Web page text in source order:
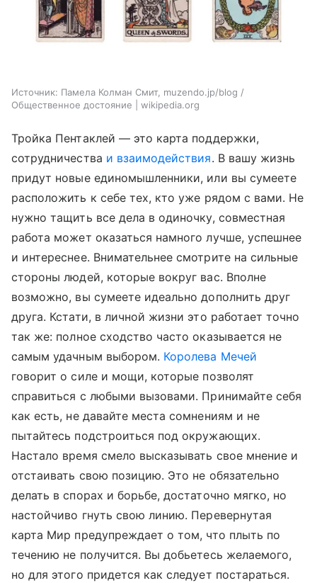
Источник: Памела Колман Смит, muzendo.jp/blog /
Общественное достояние | wikipedia.org
Тройка Пентаклей — это карта поддержки,
сотрудничества и взаимодействия. В вашу жизнь
придут новые единомышленники, или вы сумеете
расположить к себе тех, кто уже рядом с вами. Не
нужно тащить все дела в одиночку, совместная
работа может оказаться намного лучше, успешнее
и интереснее. Внимательнее смотрите на сильные
стороны людей, которые вокруг вас. Вполне
возможно, вы сумеете идеально дополнить друг
друга. Кстати, в личной жизни это работает точно
так же: полное сходство часто оказывается не
самым удачным выбором. Королева Мечей
говорит о силе и мощи, которые позволят
справиться с любыми вызовами. Принимайте себя
как есть, не давайте места сомнениям и не
пытайтесь подстроиться под окружающих.
Настало время смело высказывать свое мнение и
отстаивать свою позицию. Это не обязательно
делать в спорах и борьбе, достаточно мягко, но
настойчиво гнуть свою линию. Перевернутая
карта Мир предупреждает о том, что плыть по
течению не получится. Вы добьетесь желаемого,
но для этого придется как следует постараться.